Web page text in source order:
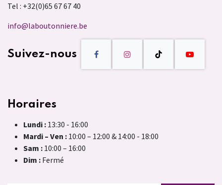
Tel : +32(0)65 67 67 40
info@laboutonniere.be
Suivez-nous
Horaires
Lundi : 13:30 - 16:00
Mardi – Ven : 10:00 – 12:00 & 14:00 - 18:00
Sam : 10:00 – 16:00
Dim : Fermé